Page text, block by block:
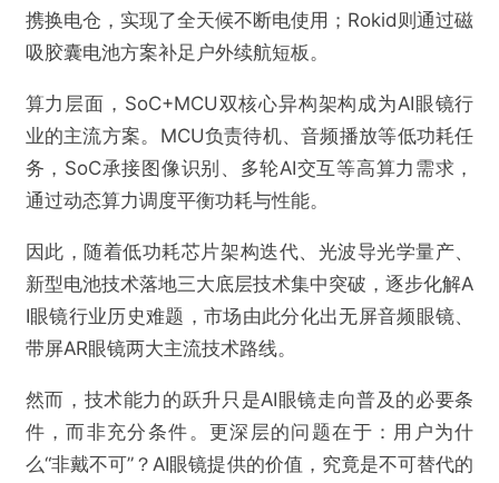
携换电仓，实现了全天候不断电使用；Rokid则通过磁
吸胶囊电池方案补足户外续航短板。
算力层面，SoC+MCU双核心异构架构成为AI眼镜行
业的主流方案。MCU负责待机、音频播放等低功耗任
务，SoC承接图像识别、多轮AI交互等高算力需求，
通过动态算力调度平衡功耗与性能。
因此，随着低功耗芯片架构迭代、光波导光学量产、
新型电池技术落地三大底层技术集中突破，逐步化解A
I眼镜行业历史难题，市场由此分化出无屏音频眼镜、
带屏AR眼镜两大主流技术路线。
然而，技术能力的跃升只是AI眼镜走向普及的必要条
件，而非充分条件。更深层的问题在于：用户为什
么“非戴不可”？AI眼镜提供的价值，究竟是不可替代的